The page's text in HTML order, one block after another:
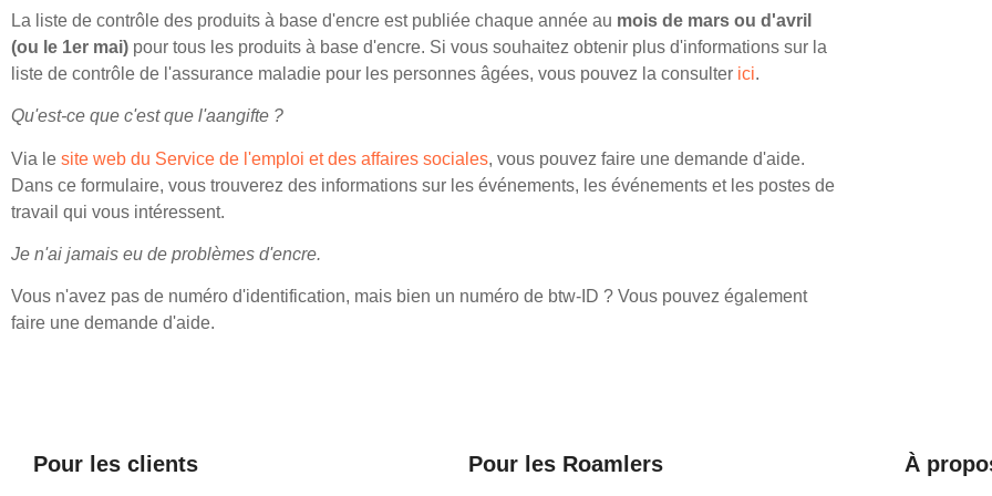
La liste de contrôle des produits à base d'encre est publiée chaque année au mois de mars ou d'avril
(ou le 1er mai) pour tous les produits à base d'encre. Si vous souhaitez obtenir plus d'informations sur la
liste de contrôle de l'assurance maladie pour les personnes âgées, vous pouvez la consulter ici.
Qu'est-ce que c'est que l'aangifte ?
Via le site web du Service de l'emploi et des affaires sociales, vous pouvez faire une demande d'aide.
Dans ce formulaire, vous trouverez des informations sur les événements, les événements et les postes de
travail qui vous intéressent.
Je n'ai jamais eu de problèmes d'encre.
Vous n'avez pas de numéro d'identification, mais bien un numéro de btw-ID ? Vous pouvez également
faire une demande d'aide.
Pour les clients Pour les Roamlers À